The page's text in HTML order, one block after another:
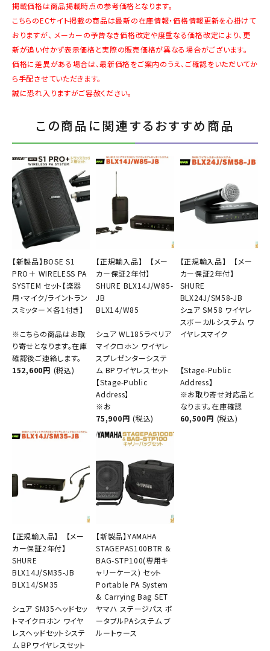
掲載価格は商品掲載時点の参考価格となります。
こちらのECサイト掲載の商品は最新の在庫情報・価格情報更新を心掛けて
おりますが、 メーカーの予告なき価格改定や度重なる価格改定により、更
新が追い付かず表示価格と実際の販売価格が異なる場合がございます。
価格に差異がある場合は、最新価格をご案内のうえ、ご確認をいただいてか
ら手配させていただきます。
誠に恐れ入りますがご容赦ください。
この商品に関連するおすすめ商品
【新製品】BOSE S1
PRO＋ WIRELESS PA
SYSTEM セット【楽器
用・マイク/ライントラン
スミッター×各1付き】
※こちらの商品はお取
り寄せとなります。在庫
確認後ご連絡します。
152,600円 (税込)
【正規輸入品】 【メー
カー保証2年付】
SHURE BLX14J/W85-
JB
BLX14/W85
シュア WL185ラベリア
マイクロホン ワイヤレ
スプレゼンターシステ
ム BPワイヤレスセット
【Stage-Public
Address】
※お
75,900円 (税込)
【正規輸入品】 【メー
カー保証2年付】
SHURE
BLX24J/SM58-JB
シュア SM58 ワイヤレ
スボーカルシステム ワ
イヤレスマイク
【Stage-Public
Address】
※お取り寄せ対応品と
なります。在庫確認
60,500円 (税込)
【正規輸入品】 【メー
カー保証2年付】
SHURE
BLX14J/SM35-JB
BLX14/SM35
シュア SM35ヘッドセッ
トマイクロホン ワイヤ
レスヘッドセットシステ
ム BPワイヤレスセット
【新製品】YAMAHA
STAGEPAS100BTR &
BAG-STP100(専用キ
ャリーケース) セット
Portable PA System
& Carrying Bag SET
ヤマハ ステージパス ポ
ータブルPAシステム ブ
ルートゥース